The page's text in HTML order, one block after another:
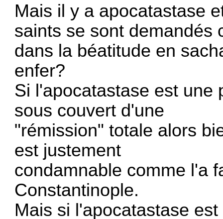
Mais il y a apocatastase
saints se sont demandés
dans la béatitude en
enfer?
Si l'apocatastase est une
sous couvert d'une
"rémission" totale alors
est justement
condamnable comme l'a
Constantinople.
Mais si l'apocatastase